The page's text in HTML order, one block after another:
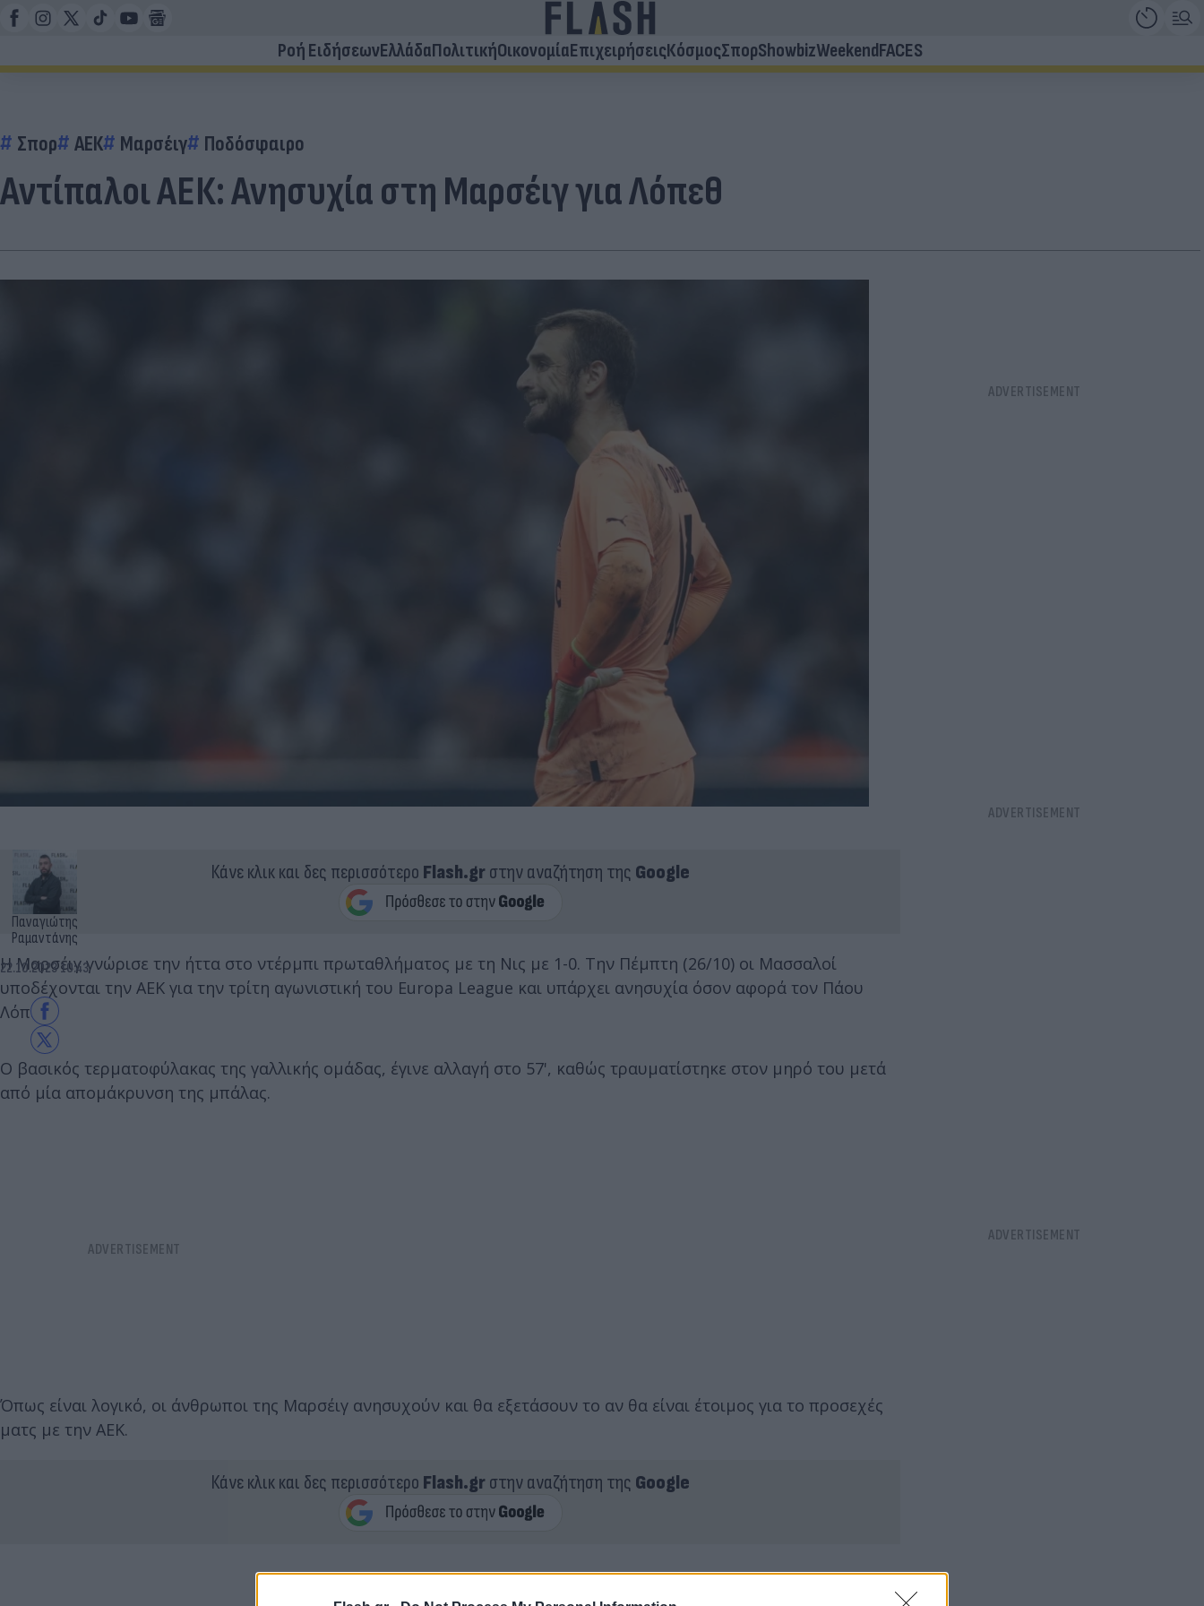
Ροή ΕιδήσεωνΕλλάδαΠολιτικήΟικονομίαΕπιχειρήσειςΚόσμοςΣπορShowbizWeekendFACES
Σπορ ΑΕΚ Μαρσέιγ Ποδόσφαιρο
Αντίπαλοι ΑΕΚ: Ανησυχία στη Μαρσέιγ για Λόπεθ
Παναγιώτης
Ραμαντάνης
22.10.2023 10:43
Κάνε κλικ και δες περισσότερο Flash.grστην αναζήτηση της Google
Η Μαρσέιγ γνώρισε την ήττα στο ντέρμπι πρωταθλήματος με τη Νις με 1-0. Την Πέμπτη (26/10) οι Μασσαλοί
υποδέχονται την ΑΕΚ για την τρίτη αγωνιστική του Europa League και υπάρχει ανησυχία όσον αφορά τον Πάου
Λόπεθ.
Ο βασικός τερματοφύλακας της γαλλικής ομάδας, έγινε αλλαγή στο 57', καθώς τραυματίστηκε στον μηρό του μετά
από μία απομάκρυνση της μπάλας.
Όπως είναι λογικό, οι άνθρωποι της Μαρσέιγ ανησυχούν και θα εξετάσουν το αν θα είναι έτοιμος για το προσεχές
ματς με την ΑΕΚ.
Κάνε κλικ και δες περισσότερο Flash.grστην αναζήτηση της Google